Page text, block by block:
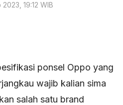
19:12 WIB
ponsel Oppo yang
wajib kalian sima
salah satu brand